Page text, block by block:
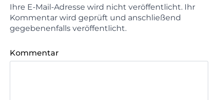
Ihre E-Mail-Adresse wird nicht veröffentlicht. Ihr
Kommentar wird geprüft und anschließend
gegebenenfalls veröffentlicht.
Kommentar